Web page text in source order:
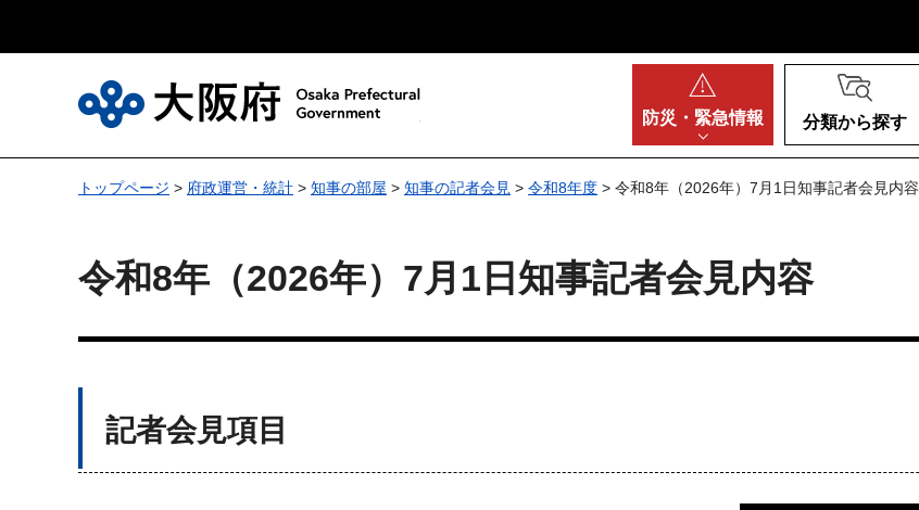
防災・ 緊急情報 分類から探す
トップページ > 府政運営・統計 > 知事の部屋 > 知事の記者会見 > 令和8年度 > 令和8年（2026年）7月1日知事記者会見内容
令和8年（2026年）7月1日知事記者会見内容
記者会見項目